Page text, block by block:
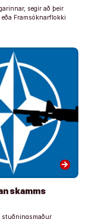
segir að þeir
Framsóknarflokki
arrow_forward
skamms
stuðningsmaður